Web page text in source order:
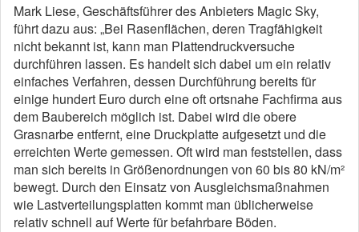
Mark Liese, Geschäftsführer des Anbieters Magic Sky,
führt dazu aus: „Bei Rasenflächen, deren Tragfähigkeit
nicht bekannt ist, kann man Plattendruckversuche
durchführen lassen. Es handelt sich dabei um ein relativ
einfaches Verfahren, dessen Durchführung bereits für
einige hundert Euro durch eine oft ortsnahe Fachfirma aus
dem Baubereich möglich ist. Dabei wird die obere
Grasnarbe entfernt, eine Druckplatte aufgesetzt und die
erreichten Werte gemessen. Oft wird man feststellen, dass
man sich bereits in Größenordnungen von 60 bis 80 kN/m²
bewegt. Durch den Einsatz von Ausgleichsmaßnahmen
wie Lastverteilungsplatten kommt man üblicherweise
relativ schnell auf Werte für befahrbare Böden.